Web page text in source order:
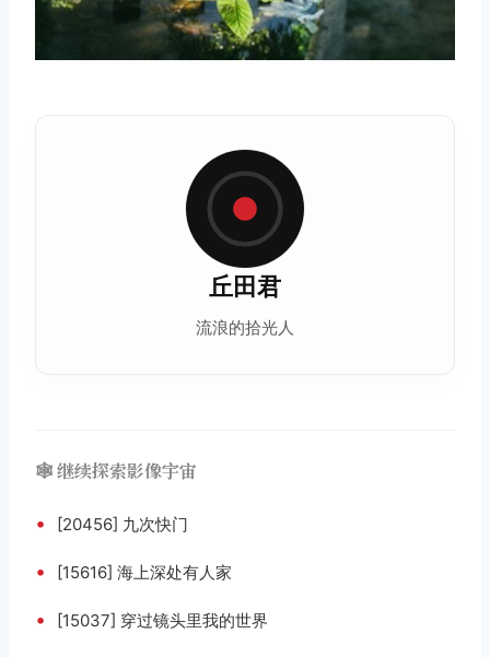
丘田君
流浪的拾光人
🕸️ 继续探索影像宇宙
• [20456] 九次快门
• [15616] 海上深处有人家
• [15037] 穿过镜头里我的世界